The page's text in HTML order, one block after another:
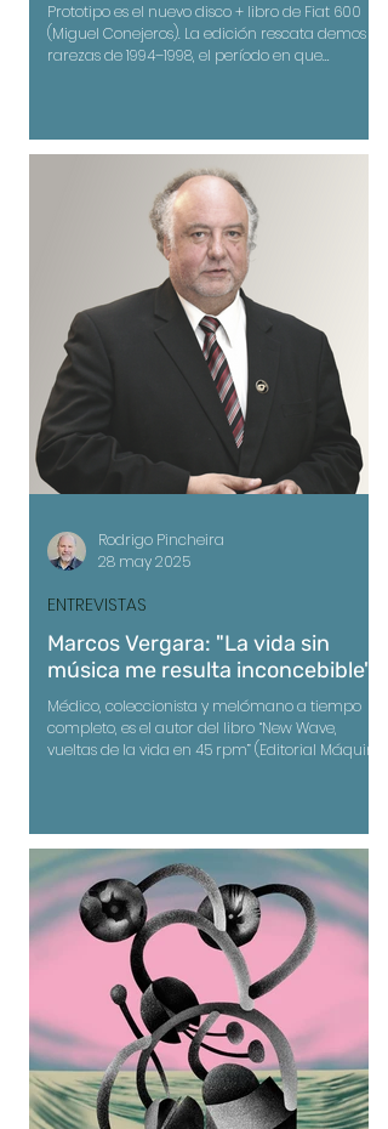
Prototipo es el nuevo disco + libro de Fiat 600
(Miguel Conejeros). La edición rescata demos y
rarezas de 1994–1998, el período en que
Marcos Vergara: "La vida sin
música me resulta inconcebible"
Médico, coleccionista y melómano a tiempo
completo, es el autor del libro “New Wave,
vueltas de la vida en 45 rpm” (Editorial Máquina
como relación fundamental con el mundo. Es
posible imaginarlo frente a su discoteca en que,
tal vez, cada surco sea un fragmento de su
memoria. Como si pudiera decir yo soy mis
discos.
ENTREVISTAS
Rodrigo Pincheira
28 may 2025